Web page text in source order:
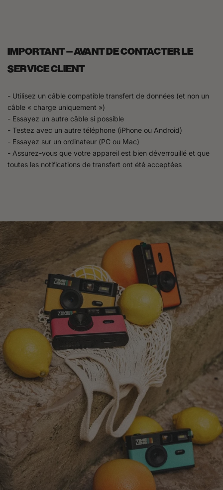
IMPORTANT – AVANT DE CONTACTER LE
SERVICE CLIENT
- Utilisez un câble compatible transfert de données (et non un
câble « charge uniquement »)
- Essayez un autre câble si possible
- Testez avec un autre téléphone (iPhone ou Android)
- Essayez sur un ordinateur (PC ou Mac)
- Assurez-vous que votre appareil est bien déverrouillé et que
toutes les notifications de transfert ont été acceptées